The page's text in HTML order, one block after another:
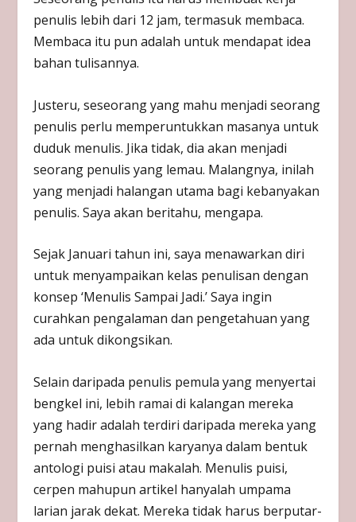
penulis lebih dari 12 jam, termasuk membaca.
Membaca itu pun adalah untuk mendapat idea
bahan tulisannya.
Justeru, seseorang yang mahu menjadi seorang
penulis perlu memperuntukkan masanya untuk
duduk menulis. Jika tidak, dia akan menjadi
seorang penulis yang lemau. Malangnya, inilah
yang menjadi halangan utama bagi kebanyakan
penulis. Saya akan beritahu, mengapa.
Sejak Januari tahun ini, saya menawarkan diri
untuk menyampaikan kelas penulisan dengan
konsep ‘Menulis Sampai Jadi.’ Saya ingin
curahkan pengalaman dan pengetahuan yang
ada untuk dikongsikan.
Selain daripada penulis pemula yang menyertai
bengkel ini, lebih ramai di kalangan mereka
yang hadir adalah terdiri daripada mereka yang
pernah menghasilkan karyanya dalam bentuk
antologi puisi atau makalah. Menulis puisi,
cerpen mahupun artikel hanyalah umpama
larian jarak dekat. Mereka tidak harus berputar-